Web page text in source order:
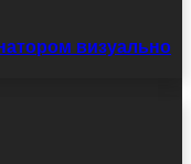
визуально